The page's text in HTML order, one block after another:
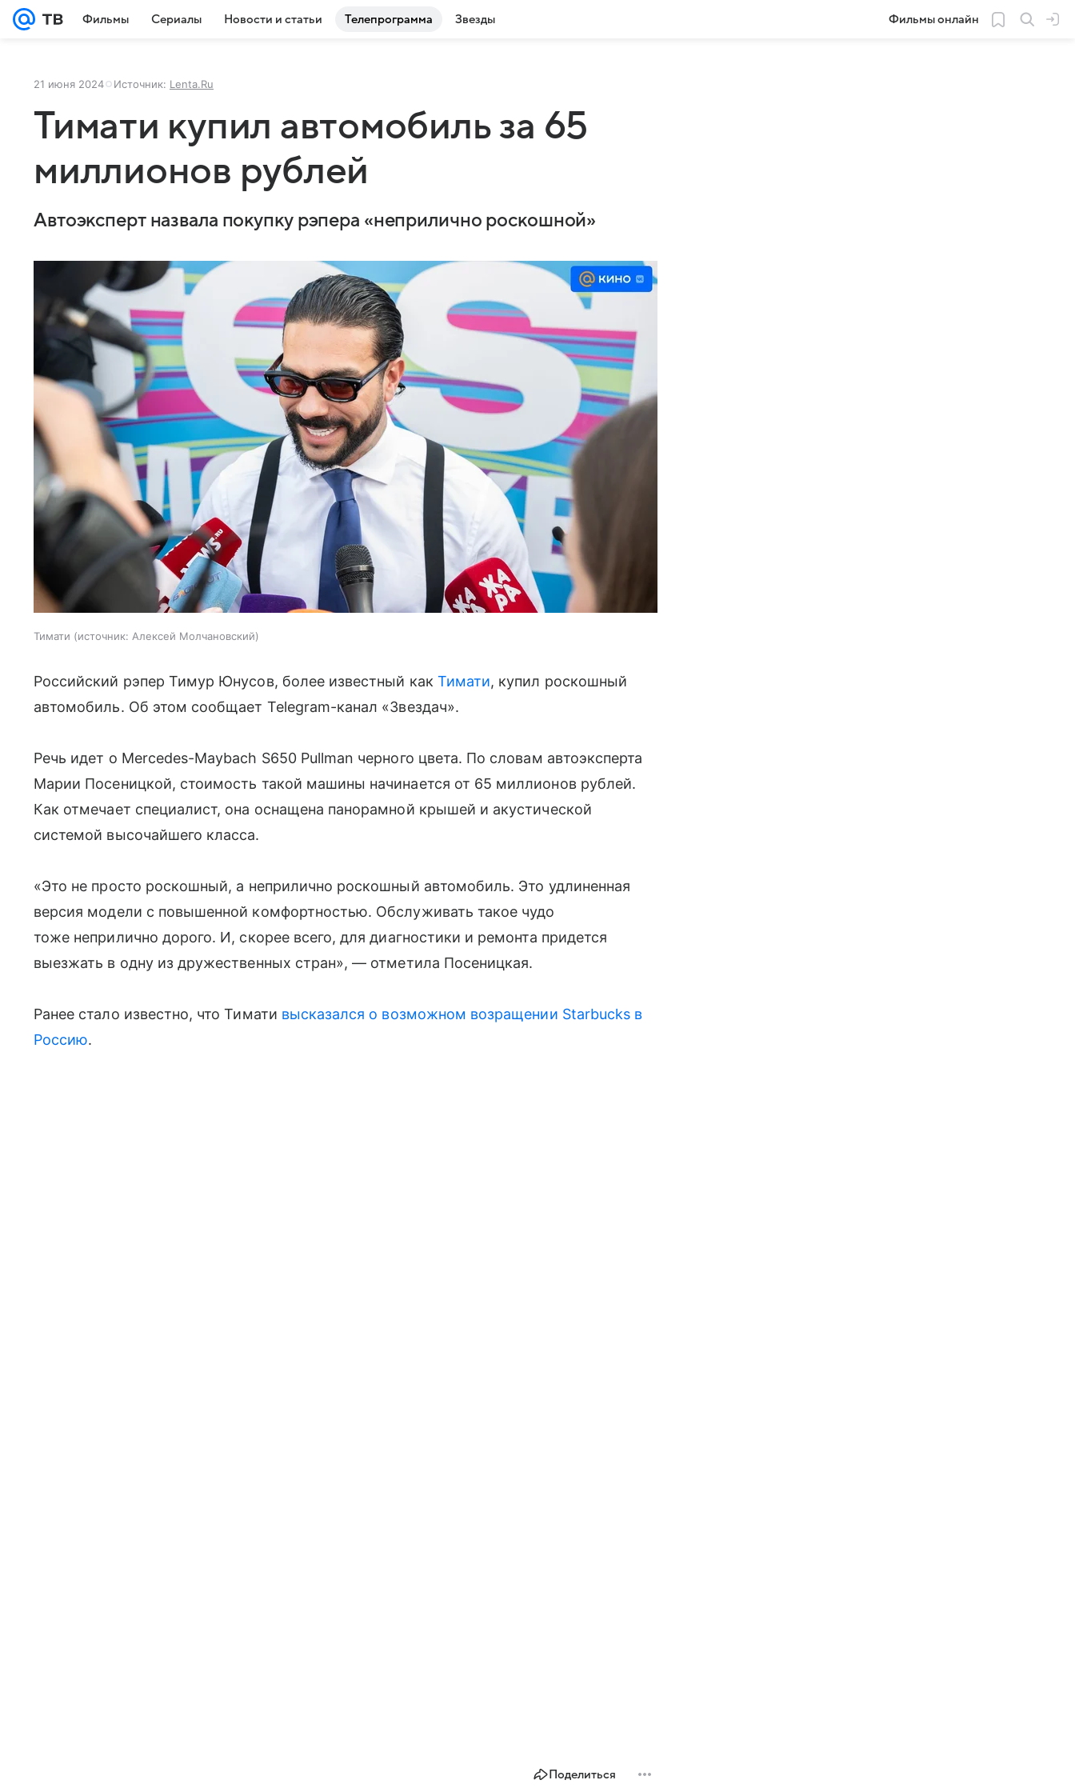
Фильмы Сериалы Новости и статьи Телепрограмма Звезды Фильмы онлайн
21 июня 2024 Источник: Lenta.Ru
Тимати купил автомобиль за 65
миллионов рублей
Автоэксперт назвала покупку рэпера «неприлично роскошной»
Тимати источник: Алексей Молчановский
Российский рэпер Тимур Юнусов, более известный как Тимати, купил роскошный
автомобиль. Об этом сообщает Telegram-канал «Звездач».
Речь идет о Mercedes-Maybach S650 Pullman черного цвета. По словам автоэксперта
Марии Посеницкой, стоимость такой машины начинается от 65 миллионов рублей.
Как отмечает специалист, она оснащена панорамной крышей и акустической
системой высочайшего класса.
«Это не просто роскошный, а неприлично роскошный автомобиль. Это удлиненная
версия модели с повышенной комфортностью. Обслуживать такое чудо
тоже неприлично дорого. И, скорее всего, для диагностики и ремонта придется
выезжать в одну из дружественных стран», — отметила Посеницкая.
Ранее стало известно, что Тимати высказался о возможном возращении Starbucks в
Россию.
Поделиться